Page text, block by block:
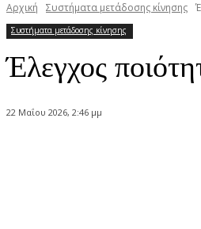
Αρχική Συστήματα μετάδοσης κίνησης
Συστήματα μετάδοσης κίνησης
Έλεγχος
22 Μαΐου 2026, 2:46 μμ